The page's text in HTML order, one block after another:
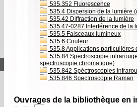
535.352 Fluorescence
535.4 Dispersion de la lumière
535.42 Diffraction de la lumière
535.47-0287 Interférence de la
535.5 Faisceaux lumineux
535.6 Couleur
535.8 Applications particulières
535.84 Spectroscopie
spectroscopie chromatique)
535.842 Spéctroscopies
535.846 Spectroscopie Raman
Ouvrages de la bibliothèque en